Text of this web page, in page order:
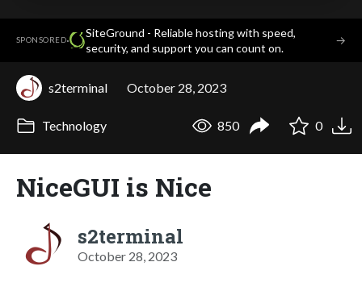
SPONSORED·
SiteGround - Reliable hosting with speed,
security, and support you can count on.
→
s2terminal October 28, 2023
Technology 850 0
NiceGUI is Nice
s2terminal
October 28, 2023